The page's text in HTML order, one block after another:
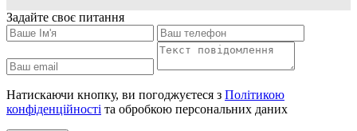
Задайте своє питання
Натискаючи кнопку, ви погоджуєтеся з Політикою
конфіденційності та обробкою персональних даних